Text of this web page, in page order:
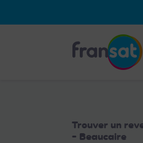
noter
Trouver un
- Beaucaire